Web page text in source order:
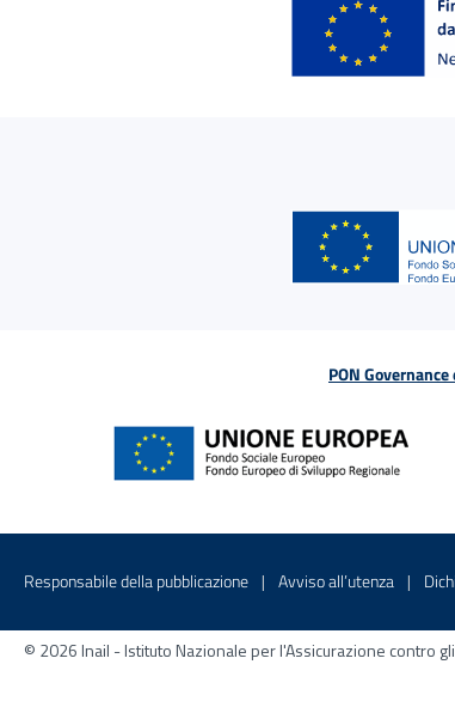
PON
Menu di servizio
Responsabile della pubblicazione Sito interno - Apre in una
Avviso all’utenza Sito
© 2026 Inail - Istituto Nazionale per l'Assicurazione contro